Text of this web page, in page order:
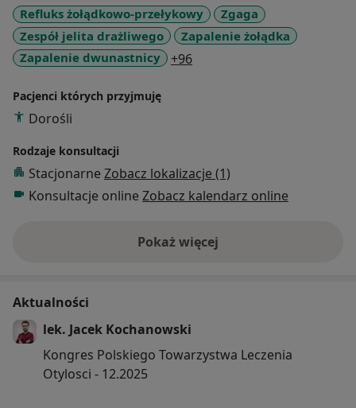
Refluks żołądkowo-przełykowy
Zgaga
Zespół jelita drażliwego
Zapalenie żołądka
Zapalenie dwunastnicy
+96a11y_sr_more_diseases
Pacjenci których przyjmuję
Dorośli
Rodzaje konsultacji
Stacjonarne Zobacz lokalizacje (1)
Konsultacje online Zobacz kalendarz online
Pokaż więcejo doświadczeniu
Aktualności
lek. Jacek Kochanowski
Kongres Polskiego Towarzystwa Leczenia
Otylosci - 12.2025